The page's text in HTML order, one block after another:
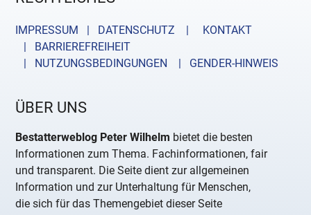
IMPRESSUM | DATENSCHUTZ |
KONTAKT
| BARRIEREFREIHEIT
| NUTZUNGSBEDINGUNGEN
| GENDER-HINWEIS
ÜBER UNS
Bestatterweblog Peter Wilhelm bietet die besten
Informationen zum Thema. Fachinformationen, fair
und transparent. Die Seite dient zur allgemeinen
Information und zur Unterhaltung für Menschen,
die sich für das Themengebiet dieser Seite